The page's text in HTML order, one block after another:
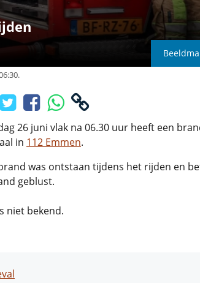
26 juni vlak na 06.30 uur heeft een
in 112 Emmen.
was ontstaan tijdens het rijden en
geblust.
niet bekend.